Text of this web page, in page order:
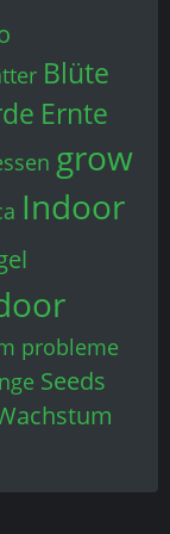
Blüte
Ernte
grow
Indoor
probleme
Seeds